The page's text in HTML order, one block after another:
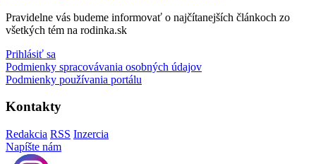
Pravidelne vás budeme informovať o najčítanejších článkoch zo
všetkých tém na rodinka.sk
Prihlásiť sa
Podmienky spracovávania osobných údajov
Podmienky používania portálu
Kontakty
Redakcia RSS Inzercia
Napíšte nám